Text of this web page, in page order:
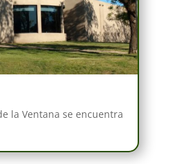
la Ventana se encuentra